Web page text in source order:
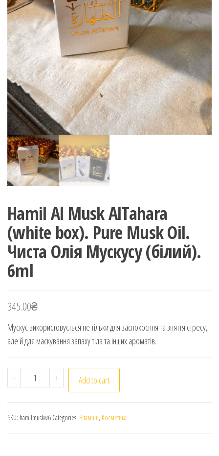
Hamil Al Musk AlTahara
(white box). Pure Musk Oil.
Чиста Олія Мускусу (білий).
6ml
345.00₴
Мускус використовується не тільки для заспокоєння та зняття стресу,
але й для маскування запаху тіла та інших ароматів.
- Hamil Al Musk AlTahara (white box). Pure Musk Oil.
+ Add to cart
SKU: hamilmuskw6 Categories: Вітаміни, Косметика